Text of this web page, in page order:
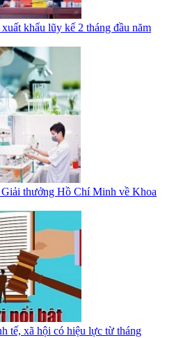
khẩu lũy kế 2 tháng đầu năm
thưởng Hồ Chí Minh về Khoa
tế, xã hội có hiệu lực từ tháng